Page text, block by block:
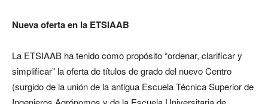
Nueva oferta en la ETSIAAB
La ETSIAAB ha tenido como propósito “ordenar, clarificar y
simplificar” la oferta de títulos de grado del nuevo Centro
(surgido de la unión de la antigua Escuela Técnica Superior de